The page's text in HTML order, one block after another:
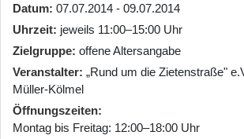
Datum 07.07.2014 - 09.07.2014
Uhrzeit jeweils 11:00–15:00 Uhr
Zielgruppe offene Altersangabe
Veranstalter „Rund um die Zietenstraße"
Müller-Kölmel
Öffnungszeiten
Montag bis Freitag: 12:00–18:00 Uhr